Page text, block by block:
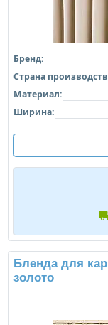
Бренд:
Страна
Материал:
Ширина:
Бленда для
золото